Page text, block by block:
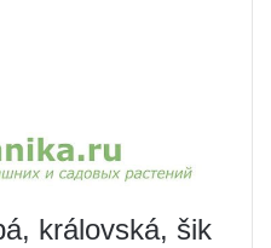
královská, šik